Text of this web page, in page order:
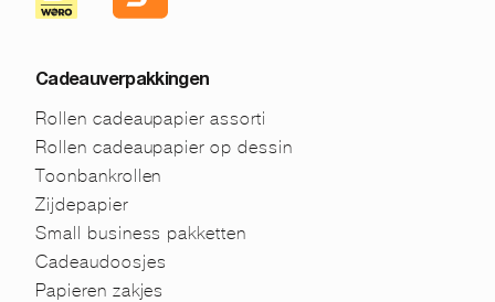
Cadeauverpakkingen
Rollen cadeaupapier assorti
Rollen cadeaupapier op dessin
Toonbankrollen
Zijdepapier
Small business pakketten
Cadeaudoosjes
Papieren zakjes